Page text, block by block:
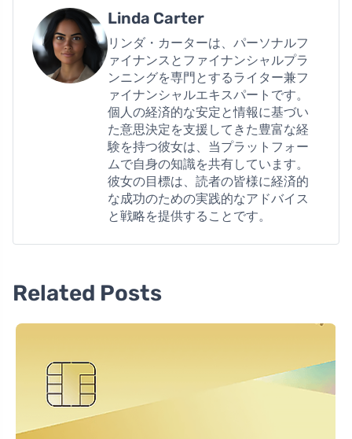
Linda Carter
リンダ・カーターは、パーソナルフ
ァイナンスとファイナンシャルプラ
ンニングを専門とするライター兼フ
ァイナンシャルエキスパートです。
個人の経済的な安定と情報に基づい
た意思決定を支援してきた豊富な経
験を持つ彼女は、当プラットフォー
ムで自身の知識を共有しています。
彼女の目標は、読者の皆様に経済的
な成功のための実践的なアドバイス
と戦略を提供することです。
Related Posts